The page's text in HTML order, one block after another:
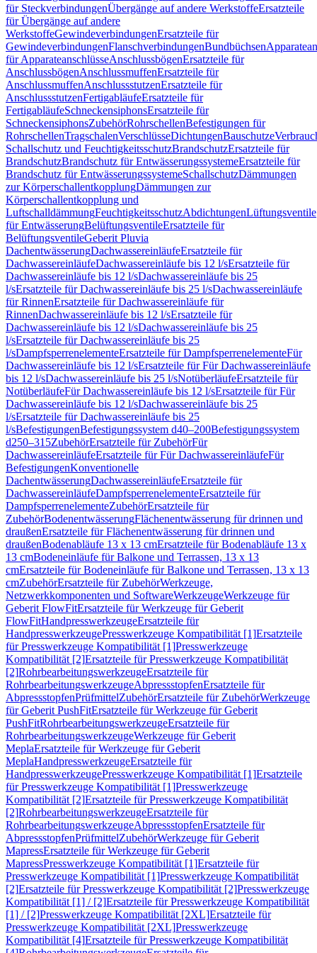
für SteckverbindungenÜbergänge auf andere WerkstoffeErsatzteile
für Übergänge auf andere
WerkstoffeGewindeverbindungenErsatzteile für
GewindeverbindungenFlanschverbindungenBundbüchsen
für ApparateanschlüsseAnschlussbögenErsatzteile für
AnschlussbögenAnschlussmuffenErsatzteile für
AnschlussmuffenAnschlussstutzenErsatzteile für
AnschlussstutzenFertigabläufeErsatzteile für
FertigabläufeSchneckensiphonsErsatzteile für
SchneckensiphonsZubehörRohrschellenBefestigungen für
RohrschellenTragschalenVerschlüsseDichtungenBauschutze
Schallschutz und FeuchtigkeitsschutzBrandschutzErsatzteile für
BrandschutzBrandschutz für EntwässerungssystemeErsatzteile für
Brandschutz für EntwässerungssystemeSchallschutzDämmungen
zur KörperschallentkopplungDämmungen zur
Körperschallentkopplung und
LuftschalldämmungFeuchtigkeitsschutzAbdichtungenLüftungsventile
für EntwässerungBelüftungsventileErsatzteile für
BelüftungsventileGeberit Pluvia
DachentwässerungDachwassereinläufeErsatzteile für
DachwassereinläufeDachwassereinläufe bis 12 l/sErsatzteile für
Dachwassereinläufe bis 12 l/sDachwassereinläufe bis 25
l/sErsatzteile für Dachwassereinläufe bis 25 l/sDachwassereinläufe
für RinnenErsatzteile für Dachwassereinläufe für
RinnenDachwassereinläufe bis 12 l/sErsatzteile für
Dachwassereinläufe bis 12 l/sDachwassereinläufe bis 25
l/sErsatzteile für Dachwassereinläufe bis 25
l/sDampfsperrenelementeErsatzteile für DampfsperrenelementeFür
Dachwassereinläufe bis 12 l/sErsatzteile für Für Dachwassereinläufe
bis 12 l/sDachwassereinläufe bis 25 l/sNotüberläufeErsatzteile für
NotüberläufeFür Dachwassereinläufe bis 12 l/sErsatzteile für Für
Dachwassereinläufe bis 12 l/sDachwassereinläufe bis 25
l/sErsatzteile für Dachwassereinläufe bis 25
l/sBefestigungenBefestigungssystem d40–200Befestigungssystem
d250–315ZubehörErsatzteile für ZubehörFür
DachwassereinläufeErsatzteile für Für DachwassereinläufeFür
BefestigungenKonventionelle
DachentwässerungDachwassereinläufeErsatzteile für
DachwassereinläufeDampfsperrenelementeErsatzteile für
DampfsperrenelementeZubehörErsatzteile für
ZubehörBodenentwässerungFlächenentwässerung für drinnen und
draußenErsatzteile für Flächenentwässerung für drinnen und
draußenBodenabläufe 13 x 13 cmErsatzteile für Bodenabläufe 13 x
13 cmBodeneinläufe für Balkone und Terrassen, 13 x 13
cmErsatzteile für Bodeneinläufe für Balkone und Terrassen, 13 x 13
cmZubehörErsatzteile für ZubehörWerkzeuge,
Netzwerkkomponenten und SoftwareWerkzeugeWerkzeuge für
Geberit FlowFitErsatzteile für Werkzeuge für Geberit
FlowFitHandpresswerkzeugeErsatzteile für
HandpresswerkzeugePresswerkzeuge Kompatibilität [1]Ersatzteile
für Presswerkzeuge Kompatibilität [1]Presswerkzeuge
Kompatibilität [2]Ersatzteile für Presswerkzeuge Kompatibilität
[2]RohrbearbeitungswerkzeugeErsatzteile für
RohrbearbeitungswerkzeugeAbpressstopfenErsatzteile für
AbpressstopfenPrüfmittelZubehörErsatzteile für ZubehörWerkzeuge
für Geberit PushFitErsatzteile für Werkzeuge für Geberit
PushFitRohrbearbeitungswerkzeugeErsatzteile für
RohrbearbeitungswerkzeugeWerkzeuge für Geberit
MeplaErsatzteile für Werkzeuge für Geberit
MeplaHandpresswerkzeugeErsatzteile für
HandpresswerkzeugePresswerkzeuge Kompatibilität [1]Ersatzteile
für Presswerkzeuge Kompatibilität [1]Presswerkzeuge
Kompatibilität [2]Ersatzteile für Presswerkzeuge Kompatibilität
[2]RohrbearbeitungswerkzeugeErsatzteile für
RohrbearbeitungswerkzeugeAbpressstopfenErsatzteile für
AbpressstopfenPrüfmittelZubehörWerkzeuge für Geberit
MapressErsatzteile für Werkzeuge für Geberit
MapressPresswerkzeuge Kompatibilität [1]Ersatzteile für
Presswerkzeuge Kompatibilität [1]Presswerkzeuge Kompatibilität
[2]Ersatzteile für Presswerkzeuge Kompatibilität [2]Presswerkzeuge
Kompatibilität [1] / [2]Ersatzteile für Presswerkzeuge Kompatibilität
[1] / [2]Presswerkzeuge Kompatibilität [2XL]Ersatzteile für
Presswerkzeuge Kompatibilität [2XL]Presswerkzeuge
Kompatibilität [4]Ersatzteile für Presswerkzeuge Kompatibilität